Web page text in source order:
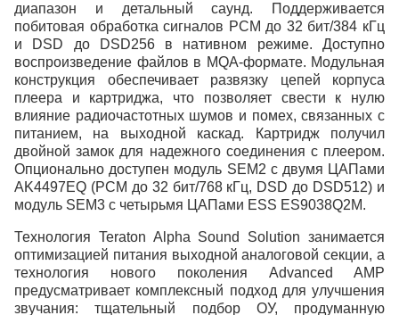
диапазон и детальный саунд. Поддерживается
побитовая обработка сигналов PCM до 32 бит/384 кГц
и DSD до DSD256 в нативном режиме. Доступно
воспроизведение файлов в MQA-формате. Модульная
конструкция обеспечивает развязку цепей корпуса
плеера и картриджа, что позволяет свести к нулю
влияние радиочастотных шумов и помех, связанных с
питанием, на выходной каскад. Картридж получил
двойной замок для надежного соединения с плеером.
Опционально доступен модуль SEM2 с двумя ЦАПами
AK4497EQ (PCM до 32 бит/768 кГц, DSD до DSD512) и
модуль SEM3 с четырьмя ЦАПами ESS ES9038Q2M.
Технология Teraton Alpha Sound Solution занимается
оптимизацией питания выходной аналоговой секции, а
технология нового поколения Advanced AMP
предусматривает комплексный подход для улучшения
звучания: тщательный подбор ОУ, продуманную